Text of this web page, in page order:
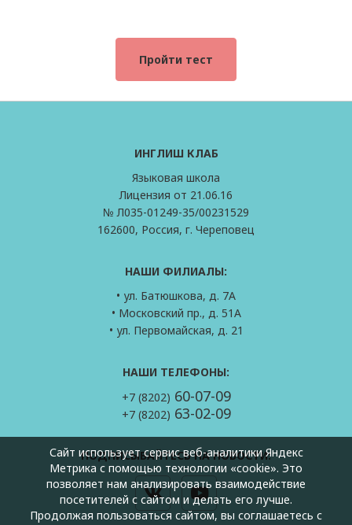
Пройти тест
Сайт использует сервис веб-аналитики Яндекс
Метрика с помощью технологии «cookie». Это
позволяет нам анализировать взаимодействие
посетителей с сайтом и делать его лучше.
Продолжая пользоваться сайтом, вы соглашаетесь с
ИНГЛИШ КЛАБ
Языковая школа
Лицензия от 21.06.16
№ Л035-01249-35/00231529
162600, Россия, г. Череповец
НАШИ ФИЛИАЛЫ:
• ул. Батюшкова, д. 7А
• Московский пр., д. 51А
• ул. Первомайская, д. 21
НАШИ ТЕЛЕФОНЫ:
+7 (8202) 60-07-09
+7 (8202) 63-02-09
ПОДПИСЫВАЙТЕСЬ НА НОВОСТИ: